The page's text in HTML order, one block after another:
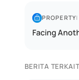
PROPERTY|
Facing
BERITA